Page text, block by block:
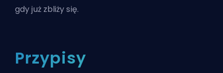
gdy już zbliży się.
Przypisy